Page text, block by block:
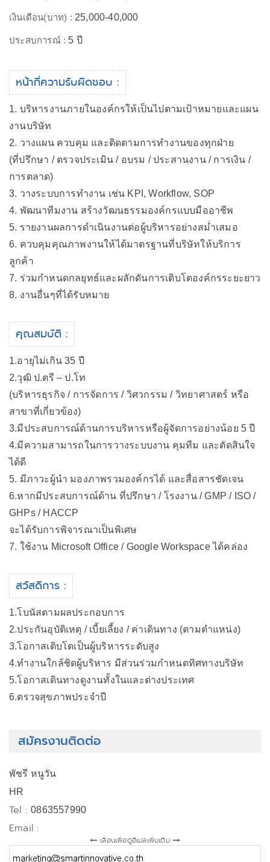
เงินเดือน(บาท) : 25,000-40,000
ประสบการณ์ : 5 ปี
หน้าที่ความรับผิดชอบ :
1. บริหารงานภายในองค์กรให้เป็นไปตามเป้าหมายและแผน
งานบริษัท
2. วางแผน ควบคุม และติดตามการทำงานของทุกฝ่าย
(ที่ปรึกษา / ตรวจประเมิน / อบรม / ประสานงาน / การเงิน /
การตลาด)
3. วางระบบการทำงาน เช่น KPI, Workflow, SOP
4. พัฒนาทีมงาน สร้างวัฒนธรรมองค์กรแบบมืออาชีพ
5. รายงานผลการดำเนินงานต่อผู้บริหารอย่างสม่ำเสมอ
6. ควบคุมคุณภาพงานให้ได้มาตรฐานที่บริษัทให้บริการ
ลูกค้า
7. ร่วมกำหนดกลยุทธ์และผลักดันการเติบโตองค์กรระยะยาว
8. งานอื่นๆที่ได้รับหมาย
คุณสมบัติ :
1.อายุไม่เกิน 35 ปี
2.วุฒิ ป.ตรี – ป.โท
(บริหารธุรกิจ / การจัดการ / วิศวกรรม / วิทยาศาสตร์ หรือ
สาขาที่เกี่ยวข้อง)
3.มีประสบการณ์ด้านการบริหารหรือผู้จัดการอย่างน้อย 5 ปี
4.มีความสามารถในการวางระบบงาน คุมทีม และตัดสินใจ
ได้ดี
5. มีภาวะผู้นำ มองภาพรวมองค์กรได้ และสื่อสารชัดเจน
6.หากมีประสบการณ์ด้าน ที่ปรึกษา / โรงงาน / GMP / ISO /
GHPs / HACCP
จะได้รับการพิจารณาเป็นพิเศษ
7. ใช้งาน Microsoft Office / Google Workspace ได้คล่อง
สวัสดิการ :
1.โบนัสตามผลประกอบการ
2.ประกันอุบัติเหตุ / เบี้ยเลี้ยง / ค่าเดินทาง (ตามตำแหน่ง)
3.โอกาสเติบโตเป็นผู้บริหารระดับสูง
4.ทำงานใกล้ชิดผู้บริหาร มีส่วนร่วมกำหนดทิศทางบริษัท
5.โอกาสเดินทางดูงานทั้งในและต่างประเทศ
6.ตรวจสุขภาพประจำปี
สมัครงานติดต่อ
พัชรี หนูวัน
HR
Tel :0863557990
Email :
เลื่อนเพื่อดูอีเมลเพิ่มเติม